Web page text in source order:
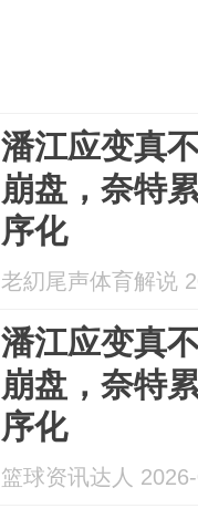
潘江应变真
崩盘，奈特
序化
老糿尾声体育解说
潘江应变真
崩盘，奈特
序化
篮球资讯达人